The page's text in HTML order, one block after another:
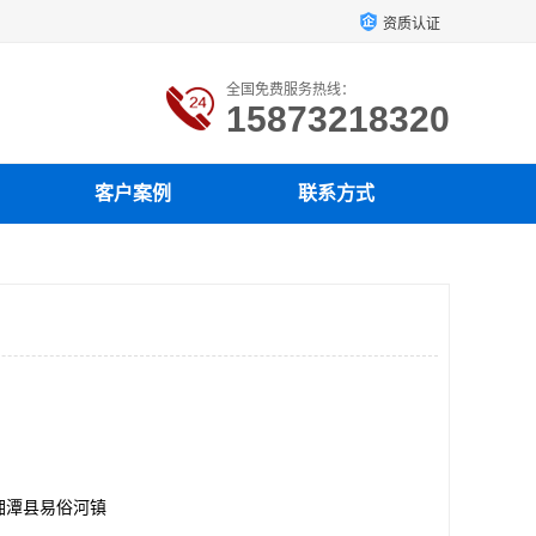
资质认证
全国免费服务热线：
15873218320
客户案例 联系方式
潭县易俗河镇